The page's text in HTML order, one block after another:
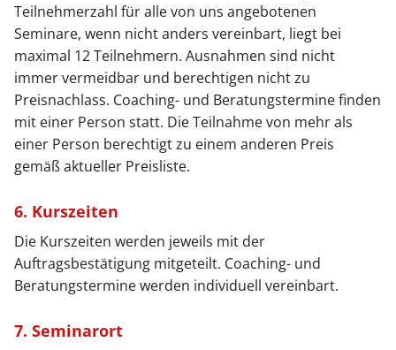
Teilnehmerzahl für alle von uns angebotenen
Seminare, wenn nicht anders vereinbart, liegt bei
maximal 12 Teilnehmern. Ausnahmen sind nicht
immer vermeidbar und berechtigen nicht zu
Preisnachlass. Coaching- und Beratungstermine finden
mit einer Person statt. Die Teilnahme von mehr als
einer Person berechtigt zu einem anderen Preis
gemäß aktueller Preisliste.
6. Kurszeiten
Die Kurszeiten werden jeweils mit der
Auftragsbestätigung mitgeteilt. Coaching- und
Beratungstermine werden individuell vereinbart.
7. Seminarort